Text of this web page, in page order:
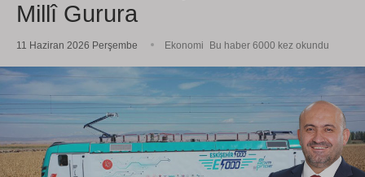
Millî Gurura
11 Haziran 2026 Perşembe Ekonomi Bu haber 6000 kez okundu